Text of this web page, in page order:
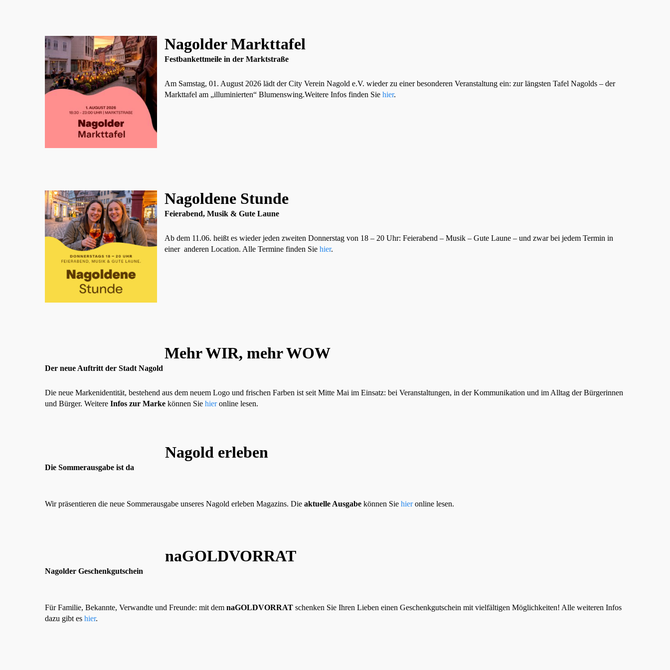
Nagolder Markttafel
Festbankettmeile in der Marktstraße
Am Samstag, 01. August 2026 lädt der City Verein Nagold e.V. wieder zu einer besonderen Veranstaltung ein: zur längsten Tafel Nagolds – der
Markttafel am „illuminierten“ Blumenswing.Weitere Infos finden Siehier.
Nagoldene Stunde
Feierabend, Musik & Gute Laune
Ab dem 11.06. heißt es wieder jeden zweiten Donnerstag von 18 – 20 Uhr: Feierabend – Musik – Gute Laune – und zwar bei jedem Termin in
einer anderen Location. Alle Termine finden Siehier.
Mehr WIR, mehr WOW
Der neue Auftritt der Stadt Nagold
Die neue Markenidentität, bestehend aus dem neuem Logo und frischen Farben ist seit Mitte Mai im Einsatz: bei Veranstaltungen, in der Kommunikation und im Alltag der Bürgerinnen
und Bürger. WeitereInfos zur Markekönnen Siehieronline lesen.
Nagold erleben
Die Sommerausgabe ist da
Wir präsentieren die neue Sommerausgabe unseres Nagold erleben Magazins. Dieaktuelle Ausgabekönnen Siehieronline lesen.
naGOLDVORRAT
Nagolder Geschenkgutschein
Für Familie, Bekannte, Verwandte und Freunde: mit demnaGOLDVORRAT schenken Sie Ihren Lieben einen Geschenkgutschein mit vielfältigen Möglichkeiten! Alle weiteren Infos
dazu gibt eshier.